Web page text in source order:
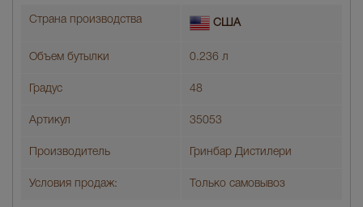
Страна производства США
Объем бутылки 0.236 л
Градус 48
Артикул 35053
Производитель Гринбар Дистилери
Условия продаж: Только самовывоз